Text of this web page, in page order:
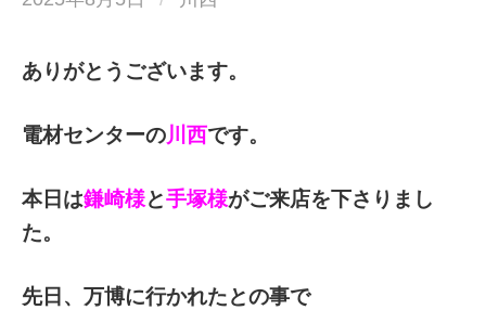
ありがとうございます。
電材センターの川西です。
本日は鎌崎様と手塚様がご来店を下さりまし
た。
先日、万博に行かれたとの事で